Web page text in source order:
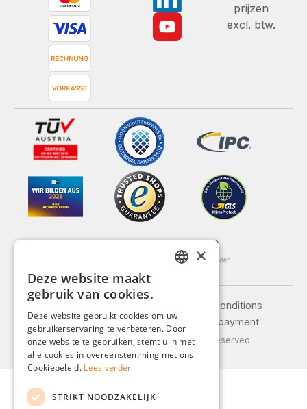
prijzen
excl. btw.
General terms and conditions
Privacy policy
Shipping and payment
© 2026 Weidinger GmbH, All Rights Reserved
FRENCH
ITALIAN
×
Deze website maakt
gebruik van cookies.
Deze website gebruikt cookies om uw
gebruikerservaring te verbeteren. Door
onze website te gebruiken, stemt u in met
alle cookies in overeenstemming met ons
Cookiebeleid. Lees verder
STRIKT NOODZAKELIJK